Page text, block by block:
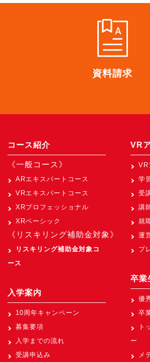
資料請求
コース紹介
《一般コース》
ARエキスパートコース
VRエキスパートコース
XRプロフェッショナル
XRベーシック
《リスキリング補助金対象》
リスキリング補助金対象コ
ース
入学案内
10周年キャンペーン
募集要項
入学までの流れ
受講申込み
VR
VR
学
受
講
就
運
プ
卒業
優
卒
ト
ー
メ